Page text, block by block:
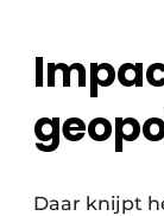
Daar knijpt